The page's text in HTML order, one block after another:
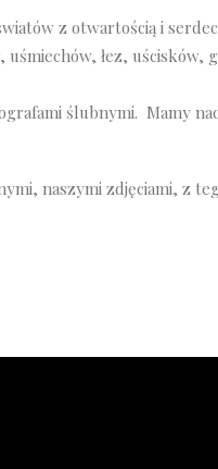
z otwartością i
łez, uścisków,
ślubnymi. Mamy
naszymi zdjęciami, z